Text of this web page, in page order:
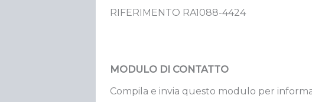
RIFERIMENTO RA1088-4424
MODULO DI CONTATTO
Compila e invia questo modulo per